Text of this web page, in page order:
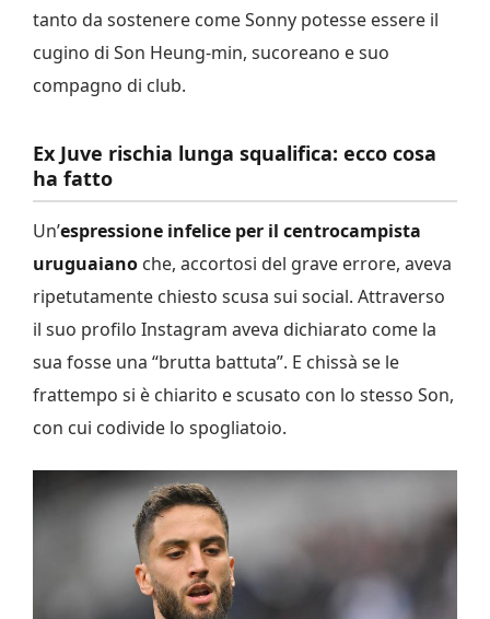
tanto da sostenere come Sonny potesse essere il
cugino di Son Heung-min, sucoreano e suo
compagno di club.
Ex Juve rischia lunga squalifica: ecco cosa
ha fatto
Un’espressione infelice per il centrocampista
uruguaiano che, accortosi del grave errore, aveva
ripetutamente chiesto scusa sui social. Attraverso
il suo profilo Instagram aveva dichiarato come la
sua fosse una “brutta battuta”. E chissà se le
frattempo si è chiarito e scusato con lo stesso Son,
con cui codivide lo spogliatoio.